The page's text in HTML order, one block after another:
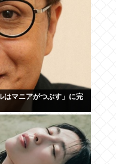
はマニアがつぶす」に完